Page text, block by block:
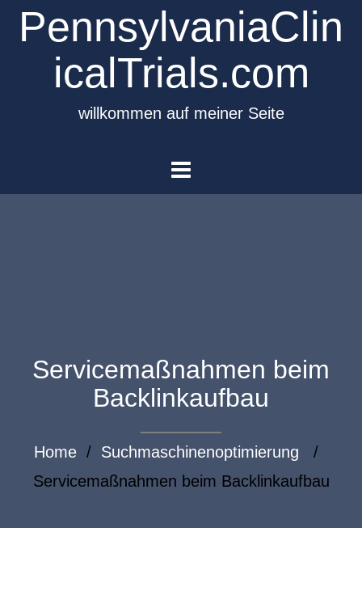
PennsylvaniaClin
icalTrials.com
willkommen auf meiner Seite
Servicemaßnahmen beim
Backlinkaufbau
Home / Suchmaschinenoptimierung /
Servicemaßnahmen beim Backlinkaufbau